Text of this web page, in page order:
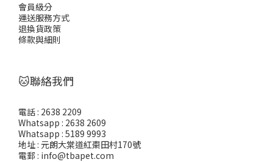
會員級分
運送服務方式
退換貨政策
條款與細則
🐱聯絡我們
電話 : 2638 2209
Whatsapp : 2638 2609
Whatsapp : 5189 9993
地址 : 元朗大棠道紅棗田村170號
電郵 : info@tbapet.com